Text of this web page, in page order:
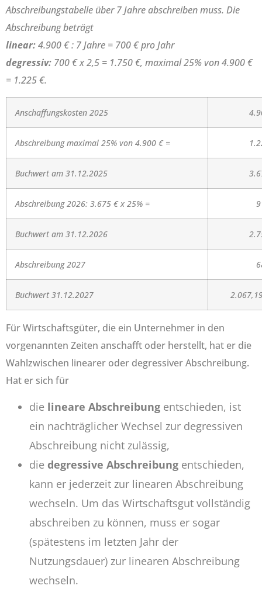
Abschreibungstabelle über 7 Jahre abschreiben muss. Die
Abschreibung beträgt
linear:4.900 € : 7 Jahre = 700 € pro Jahr
degressiv: 700 € x 2,5 = 1.750 €, maximal 25% von 4.900 €
= 1.225 €.
Anschaffungskosten 2025
Abschreibung maximal 25% von 4.900 € =
Buchwert am 31.12.2025
Abschreibung 2026: 3.675 € x 25% =
Buchwert am 31.12.2026
Abschreibung 2027
Buchwert 31.12.2027
Für Wirtschaftsgüter, die ein Unternehmer in den
vorgenannten Zeiten anschafft oder herstellt, hat er die
Wahlzwischen linearer oder degressiver Abschreibung.
Hat er sich für
die lineare Abschreibung entschieden, ist
ein nachträglicher Wechsel zur degressiven
Abschreibung nicht zulässig,
die degressive Abschreibung entschieden,
kann er jederzeit zur linearen Abschreibung
wechseln. Um das Wirtschaftsgut vollständig
abschreiben zu können, muss er sogar
(spätestens im letzten Jahr der
Nutzungsdauer) zur linearen Abschreibung
wechseln.